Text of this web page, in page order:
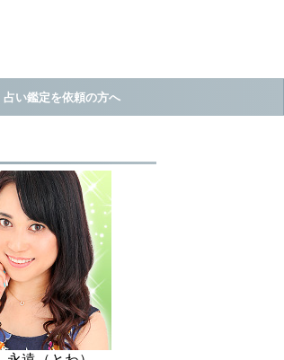
占い鑑定を依頼の方へ